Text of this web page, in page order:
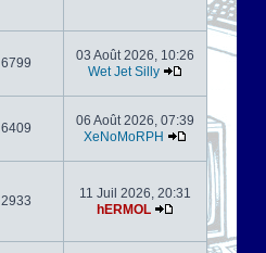
6799
03 Août 2026, 10:26
Wet Jet Silly
6409
06 Août 2026, 07:39
XeNoMoRPH
2933
11 Juil 2026, 20:31
hERMOL